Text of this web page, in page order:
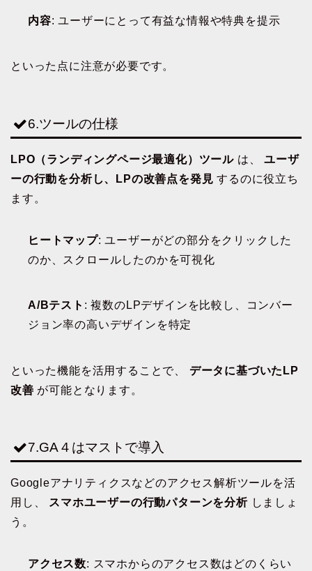
内容: ユーザーにとって有益な情報や特典を提示
といった点に注意が必要です。
6.ツールの仕様
LPO（ランディングページ最適化）ツール は、ユーザ
ーの行動を分析し、LPの改善点を発見 するのに役立ち
ます。
ヒートマップ: ユーザーがどの部分をクリックした
のか、スクロールしたのかを可視化
A/Bテスト : 複数のLPデザインを比較し、コンバー
ジョン率の高いデザインを特定
といった機能を活用することで、 データに基づいたLP
改善 が可能となります。
7.GA４はマストで導入
Googleアナリティクスなどのアクセス解析ツールを活
用し、 スマホユーザーの行動パターンを分析しましょ
う。
アクセス数: スマホからのアクセス数はどのくらい